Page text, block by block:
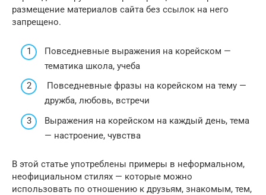
размещение материалов сайта без ссылок на него
запрещено.
Повседневные выражения на корейском —
тематика школа, учеба
Повседневные фразы на корейском на тему —
дружба, любовь, встречи
Выражения на корейском на каждый день, тема
— настроение, чувства
В этой статье употреблены примеры в неформальном,
неофициальном стилях — которые можно
использовать по отношению к друзьям, знакомым, тем,